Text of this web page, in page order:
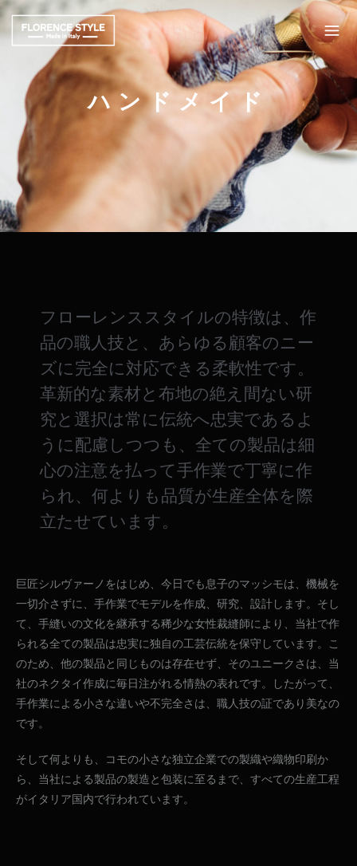
ハンドメイド
フローレンススタイルの特徴は、作
品の職人技と、あらゆる顧客のニー
ズに完全に対応できる柔軟性です。
革新的な素材と布地の絶え間ない研
究と選択は常に伝統へ忠実であるよ
うに配慮しつつも、全ての製品は細
心の注意を払って手作業で丁寧に作
られ、何よりも品質が生産全体を際
立たせています。
巨匠シルヴァーノをはじめ、今日でも息子のマッシモは、機械を
一切介さずに、手作業でモデルを作成、研究、設計します。そし
て、手縫いの文化を継承する稀少な女性裁縫師により、当社で作
られる全ての製品は忠実に独自の工芸伝統を保守しています。こ
のため、他の製品と同じものは存在せず、そのユニークさは、当
社のネクタイ作成に毎日注がれる情熱の表れです。したがって、
手作業による小さな違いや不完全さは、職人技の証であり美なの
です。
そして何よりも、コモの小さな独立企業での製織や織物印刷か
ら、当社による製品の製造と包装に至るまで、すべての生産工程
がイタリア国内で行われています。